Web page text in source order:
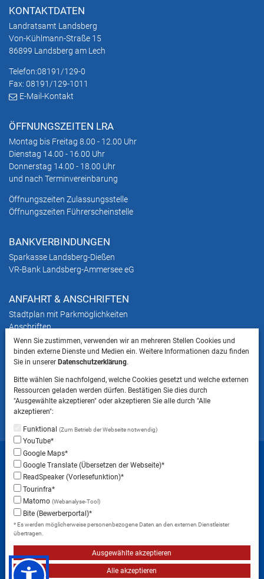
KONTAKTDATEN
Landratsamt Landsberg
Von-Kühlmann-Straße 15
86899 Landsberg am Lech
Telefon:08191/129-0
Fax: 08191/129-1011
E-Mail-Kontakt
ÖFFNUNGSZEITEN LRA
Montag bis Freitag 8.00 - 12.00 Uhr
Dienstag 14.00 - 16.00 Uhr
Donnerstag 14.00 - 18.00 Uhr
und nach Terminvereinbarung
Öffnungszeiten Zulassungsstelle
Öffnungszeiten Führerscheinstelle
BANKVERBINDUNGEN
Sparkasse Landsberg-Dießen
VR-Bank Landsberg-Ammersee eG
ANFAHRT & ANSCHRIFTEN
Stadtplan mit Parkmöglichkeiten
Anschriften
HINWEIS
ins Landratsamt Landsberg am Lech NICHT
gestattet ist.
Startseite Sitemap
Datenschutzeinstellungen
Erklärung zur Barrierefreiheit
Instagram
Facebook
Wenn Sie zustimmen, verwenden wir an mehreren Stellen Cookies und
binden externe Dienste und Medien ein. Weitere Informationen dazu finden
Sie in unsererDatenschutzerklärung.
Bitte wählen Sie nachfolgend, welche Cookies gesetzt und welche externen
Ressourcen geladen werden dürfen. Bestätigen Sie dies durch
"Ausgewählte akzeptieren" oder akzeptieren Sie alle durch "Alle
akzeptieren":
Funktional(Zum Betrieb der Webseite notwendig)
YouTube*
Google Maps*
Google Translate (Übersetzen der Webseite)*
ReadSpeaker (Vorlesefunktion)*
Tourinfra*
Matomo(Webanalyse-Tool)
Bite (Bewerberportal)*
* Es werden möglicherweise personenbezogene Daten an den externen Dienstleister
übertragen.
Ausgewählte akzeptieren
Alle akzeptieren